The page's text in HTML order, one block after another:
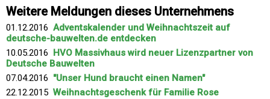
Weitere Meldungen dieses Unternehmens
01.12.2016 Adventskalender und Weihnachtszeit auf
deutsche-bauwelten.de entdecken
10.05.2016 HVO Massivhaus wird neuer Lizenzpartner von
Deutsche Bauwelten
07.04.2016 "Unser Hund braucht einen Namen"
22.12.2015 Weihnachtsgeschenk für Familie Rose